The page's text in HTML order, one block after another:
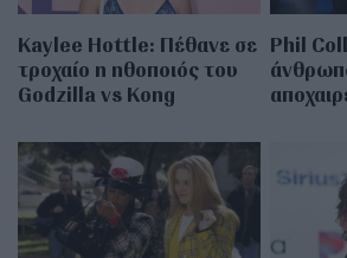
Kaylee Hottle: Πέθανε σε
τροχαίο η ηθοποιός του
Godzilla vs Kong
Phil